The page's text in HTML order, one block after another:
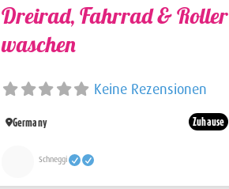
Dreirad, Fahrrad & Roller
waschen
Keine Rezensionen
Germany Zuhause
Schneggi